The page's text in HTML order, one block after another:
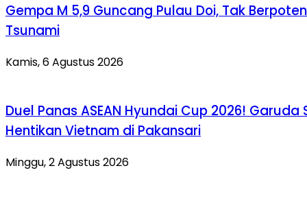
Gempa M 5,9 Guncang Pulau Doi, Tak
Tsunami
Kamis, 6 Agustus 2026
Duel Panas ASEAN Hyundai Cup 2026! Garuda
Hentikan Vietnam di Pakansari
Minggu, 2 Agustus 2026